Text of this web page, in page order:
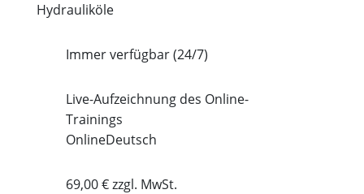
Hydrauliköle
Immer verfügbar (24/7)
Live-Aufzeichnung des Online-
Trainings
OnlineDeutsch
69,00 € zzgl. MwSt.